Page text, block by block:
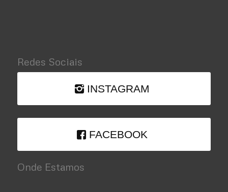
Redes Sociais
INSTAGRAM
FACEBOOK
Onde Estamos